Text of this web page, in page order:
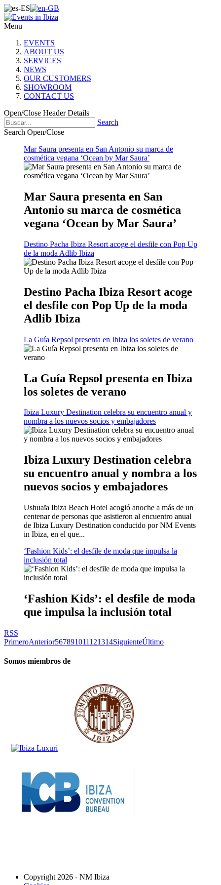
Menu
EVENTS
ABOUT US
SERVICES
NEWS
OUR CUSTOMERS
SHOWROOM
CONTACT US
Open/Close Header Details
Search
Search Open/Close
Mar Saura presenta en San Antonio su marca de
cosmética vegana ‘Ocean by Mar Saura’
Mar Saura presenta en San
Antonio su marca de cosmética
vegana ‘Ocean by Mar Saura’
Destino Pacha Ibiza Resort acoge el desfile con Pop Up
de la moda Adlib Ibiza
Destino Pacha Ibiza Resort acoge
el desfile con Pop Up de la moda
Adlib Ibiza
La Guía Repsol presenta en Ibiza los soletes de verano
La Guía Repsol presenta en Ibiza
los soletes de verano
Ibiza Luxury Destination celebra su encuentro anual y
nombra a los nuevos socios y embajadores
Ibiza Luxury Destination celebra
su encuentro anual y nombra a los
nuevos socios y embajadores
Ushuaïa Ibiza Beach Hotel acogió anoche a más de un
centenar de personas que asistieron al encuentro anual
de Ibiza Luxury Destination conducido por NM Events
in Ibiza, en el que...
‘Fashion Kids’: el desfile de moda que impulsa la
inclusión total
‘Fashion Kids’: el desfile de moda
que impulsa la inclusión total
RSS
PrimeroAnterior567891011121314SiguienteÚltimo
Somos miembros de
Copyright 2026 - NM Ibiza